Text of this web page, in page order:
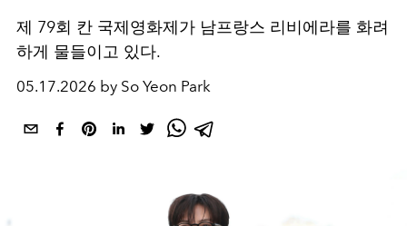
제 79회 칸 국제영화제가 남프랑스 리비에라를 화려
하게 물들이고 있다.
05.17.2026 by So Yeon Park